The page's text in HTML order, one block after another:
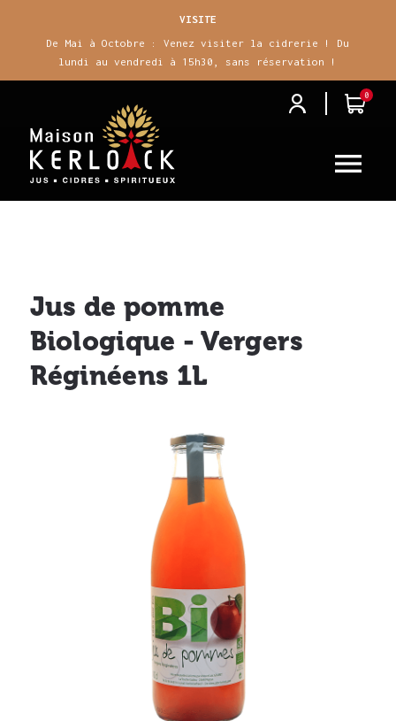
VISITE
De Mai à Octobre : Venez visiter la cidrerie ! Du
lundi au vendredi à 15h30, sans réservation !
j i0

Jus de pomme
Biologique - Vergers
Réginéens 1L